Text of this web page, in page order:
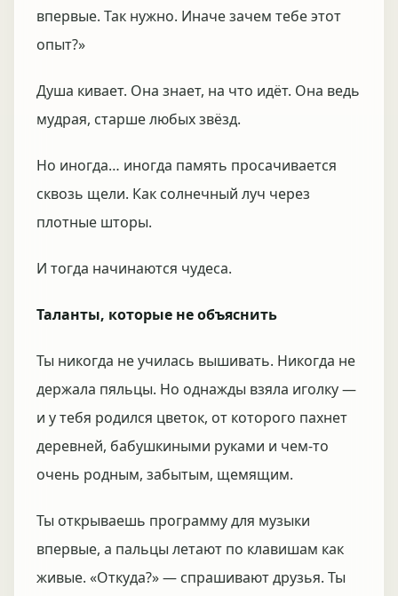
впервые. Так нужно. Иначе зачем тебе этот
опыт?»
Душа кивает. Она знает, на что идёт. Она ведь
мудрая, старше любых звёзд.
Но иногда… иногда память просачивается
сквозь щели. Как солнечный луч через
плотные шторы.
И тогда начинаются чудеса.
Таланты, которые не объяснить
Ты никогда не училась вышивать. Никогда не
держала пяльцы. Но однажды взяла иголку —
и у тебя родился цветок, от которого пахнет
деревней, бабушкиными руками и чем-то
очень родным, забытым, щемящим.
Ты открываешь программу для музыки
впервые, а пальцы летают по клавишам как
живые. «Откуда?» — спрашивают друзья. Ты